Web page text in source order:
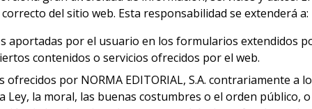
del sitio web. Esta responsabilidad se extenderá a:
aportadas por el usuario en los formularios extendidos
contenidos o servicios ofrecidos por el web.
por NORMA EDITORIAL, S.A. contrariamente a lo
la moral, las buenas costumbres o el orden público,